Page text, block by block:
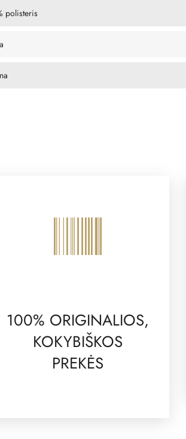
polisteris
100% ORIGINALIOS,
KOKYBIŠKOS
PREKĖS